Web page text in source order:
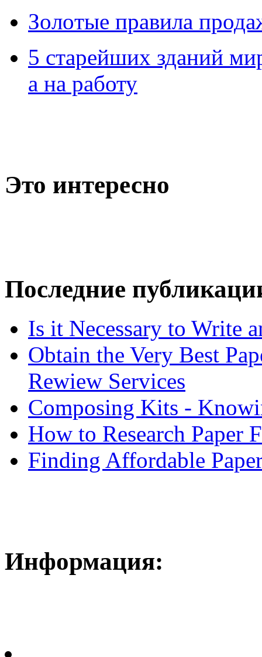
Зoлoтые прaвилa
5 старейших зданий
а на работу
Это интересно
Последние
Is it Necessary to Write
Obtain the Very Best
Rewiew Services
Composing Kits -
How to Research Paper
Finding Affordable
Информация: